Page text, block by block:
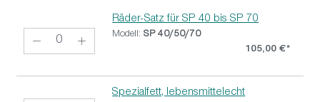
Räder-Satz für SP 40 bis SP 70
Modell:SP 40/50/70
105,00 €*
Spezialfett, lebensmittelecht